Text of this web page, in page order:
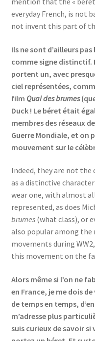
everyday French, is not
not invent this part of
Ils ne sont d’ailleurs
comme signe distinctif.
portent un, avec
ciel représentées,
film Quai des brumes
Duck ! Le béret était
membres des réseaux
Guerre Mondiale, et on
mouvement sur le
Indeed, they are not the
as a distinctive
wear one, with almost
represented, as does
brumes(what class), or
also popular among the
movements during
this movement on the
Alors même si l’on ne
en France, je me dois
de temps en temps,
m’adresse plus
suis curieux de savoir si